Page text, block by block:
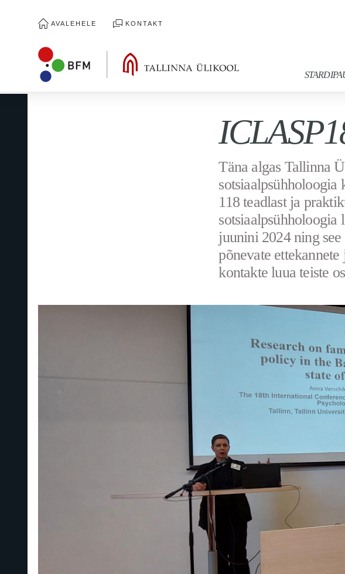
AVALEHELE KONTAKT
Täna algas Tallinna
118 teadlast ja
juunini 2024 ning
põnevate
kontakte luua teiste